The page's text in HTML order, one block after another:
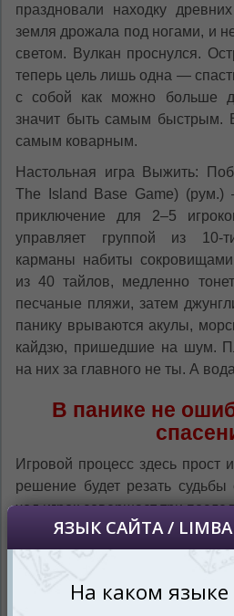
праздновали находку
земля дрожала под ногами, и
светом. Вулкан проснулся.
теперь цель лишь одна —
с собой как можно больше
значит быть самым быстрым.
самым коварным.
Настольная игра Выжить:
The Island Base Game)
приключение для 2–5
управляет группой из 10-
карманы набиты
из 40 тайлов, медленно
песчаные пляжи, затем
панику врываются акулы,
кайдзю, пришедшие на шум.
на них за главного не ты. А
В панике не
Игровой процесс здесь прост
решение будет резать
ход игрок совершает три